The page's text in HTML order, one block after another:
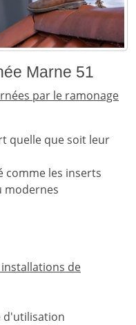
Marne 51
par le ramonage
quelle que soit leur
comme les inserts
modernes
de
d'utilisation